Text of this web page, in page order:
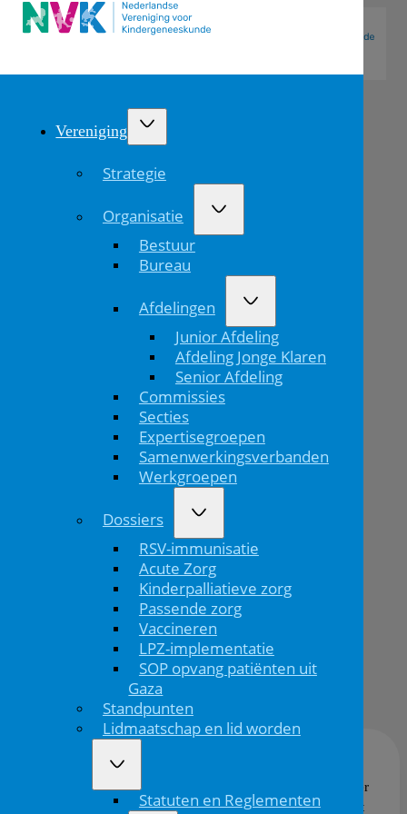
Vereniging
Strategie
Organisatie
Bestuur
Bureau
Afdelingen
Junior Afdeling
Afdeling Jonge Klaren
Senior Afdeling
Commissies
Secties
Expertisegroepen
Samenwerkingsverbanden
Werkgroepen
Dossiers
RSV-immunisatie
Acute Zorg
Kinderpalliatieve zorg
Passende zorg
Vaccineren
LPZ-implementatie
SOP opvang patiënten uit
Gaza
Standpunten
Lidmaatschap en lid worden
Statuten en Reglementen
Het bestuur van de NVK is de drijvende kracht achter
de positionering van de kindergeneeskunde en werkt